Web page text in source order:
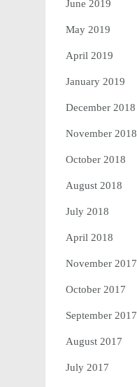
June 2019
May 2019
April 2019
January 2019
December 2018
November 2018
October 2018
August 2018
July 2018
April 2018
November 2017
October 2017
September 2017
August 2017
July 2017